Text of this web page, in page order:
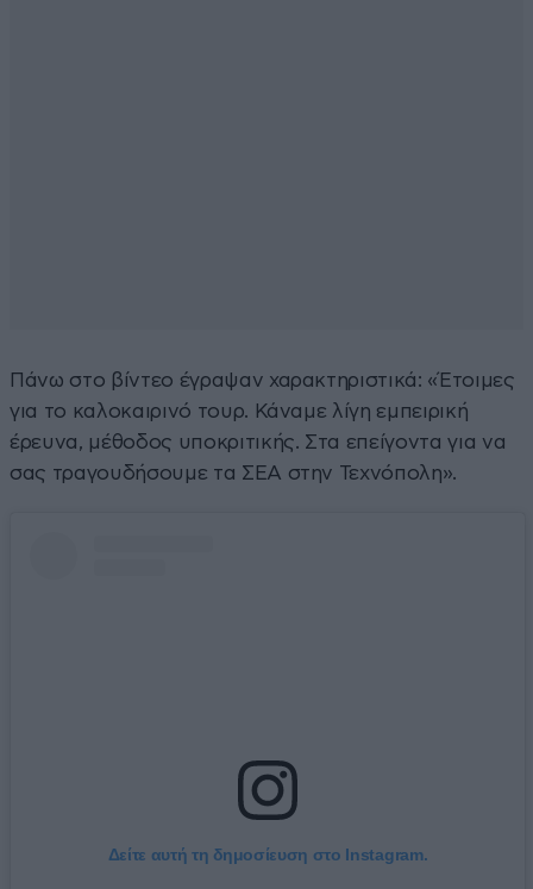
Πάνω στο βίντεο έγραψαν χαρακτηριστικά: «Έτοιμες
για το καλοκαιρινό τουρ. Κάναμε λίγη εμπειρική
έρευνα, μέθοδος υποκριτικής. Στα επείγοντα για να
σας τραγουδήσουμε τα ΣΕΑ στην Τεχνόπολη».
Δείτε αυτή τη δημοσίευση στο Instagram.